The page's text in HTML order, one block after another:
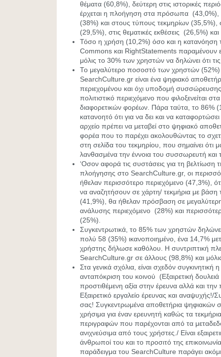
θέματα (60,8%), δεύτερη στις ιστορικές
έρχεται η πλοήγηση στα πρόσωπα (43,0%),
(38%) και στους τύπους τεκμηρίων (35,5%),
(29,5%), στις θεματικές εκθέσεις (26,5%)
Τόσο η χρήση (10,2%) όσο και η κατανόηση
Commons και RightStatements παραμένουν
μόλις το 30% των χρηστών να δηλώνει ότι
Το μεγαλύτερο ποσοστό των χρηστών (52%)
SearchCulture.gr είναι ένα ψηφιακό
περιεχομένου και όχι υποδομή
πολιτιστικό περιεχόμενο που φιλοξενείται
διαφορετικών φορέων. Πάρα ταύτα, το 86%
κατανοητό ότι για να δει και να
αρχείο πρέπει να μεταβεί στο ψηφιακό
φορέα που το παρέχει ακολουθώντας το
στη σελίδα του τεκμηρίου, που σημαίνει ότι
λανθασμένα την έννοια του συσσωρευτή και
‘Οσον αφορά τις συστάσεις για τη βελτίωση
πλοήγησης στο SearchCulture.gr, οι
ήθελαν περισσότερο περιεχόμενο (47,3%),
να αναζητήσουν σε χάρτη/ τεκμήρια με βάση
(41,9%), θα ήθελαν πρόσβαση σε
ανάλυσης περιεχόμενο (28%) και
(25%).
Συγκεντρωτικά, το 85% των χρηστών
πολύ 58 (35%) ικανοποιημένο, ένα 14,7%
χρήστης δήλωσε καθόλου. Η συντριπτική
SearchCulture.gr σε άλλους (98,8%) και
Στα γενικά σχόλια, είναι σχεδόν συγκινητική η
ανταπόκριση του κοινού (Εξαιρετική
προστιθέμενη αξία στην έρευνα αλλά και
Εξαιρετικό εργαλείο έρευνας και αναψυχής!/
σας! Συγκεντρωμένα αποθετήρια ψηφιακών
χρήσιμα για έναν ερευνητή καθώς τα
περιγραφών που παρέχονται από τα
ανιχνεύσιμα από τους χρήστες./ Είναι
άνθρωποί του και το προσιτό της
παράδειγμα του SearchCulture παράγει